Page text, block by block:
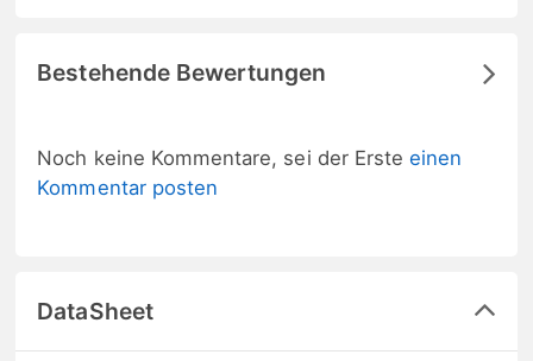
Bestehende Bewertungen
Noch keine Kommentare, sei der Ersteeinen
Kommentar posten
DataSheet